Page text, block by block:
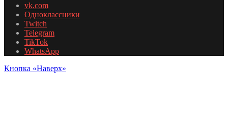
vk.com
Одноклассники
Twitch
Telegram
TikTok
WhatsApp
Кнопка «Наверх»